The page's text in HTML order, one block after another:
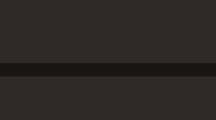
10진수 println(a.toString()) // 16진수